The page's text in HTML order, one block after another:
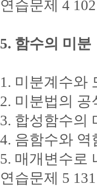
연습문제 4 102
5. 함수의 미분
1. 미분계수와
2. 미분법의 공
3. 합성함수의
4. 음함수와 역
5. 매개변수로
연습문제 5 131